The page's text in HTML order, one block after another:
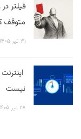
متوقف
۳۱ تیر ۱۴۰۵
نیست
۲۸ تیر ۱۴۰۵